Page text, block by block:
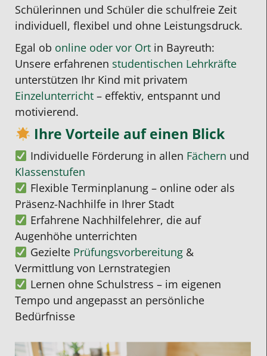
Schülerinnen und Schüler die schulfreie Zeit
individuell, flexibel und ohne Leistungsdruck.
Egal ob online oder vor Ort in Bayreuth:
Unsere erfahrenen studentischen Lehrkräfte
unterstützen Ihr Kind mit privatem
Einzelunterricht – effektiv, entspannt und
motivierend.
Ihre Vorteile auf einen Blick
Individuelle Förderung in allen Fächern und
Klassenstufen
Flexible Terminplanung – online oder als
Präsenz-Nachhilfe in Ihrer Stadt
Erfahrene Nachhilfelehrer, die auf
Augenhöhe unterrichten
Gezielte Prüfungsvorbereitung&
Vermittlung von Lernstrategien
Lernen ohne Schulstress – im eigenen
Tempo und angepasst an persönliche
Bedürfnisse